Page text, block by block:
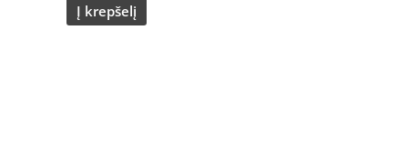
Į krepšelį